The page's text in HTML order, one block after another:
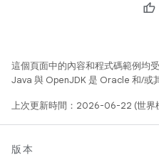
這個頁面中的內容和程式碼範例均
Java 與 OpenJDK 是 Oracle 和/或
上次更新時間：2026-06-22 (世界
版本